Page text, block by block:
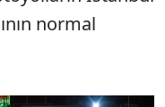
normal